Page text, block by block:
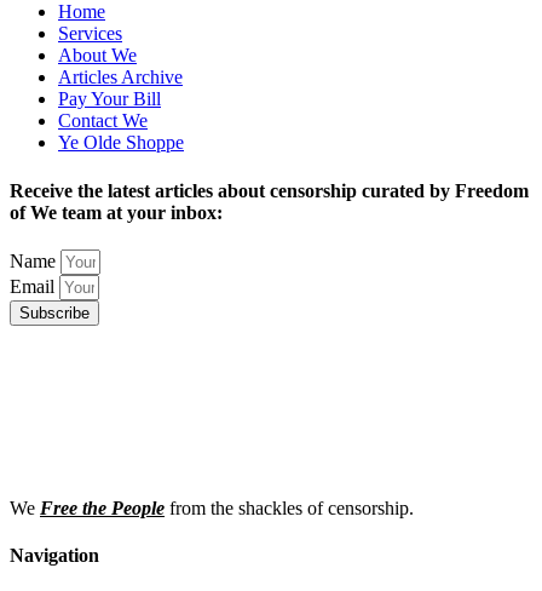
Home
Services
About We
Articles Archive
Pay Your Bill
Contact We
Ye Olde Shoppe
Receive the latest articles about censorship curated by Freedom
of We team at your inbox:
Name
Email
Subscribe
We Free the People from the shackles of censorship.
Navigation